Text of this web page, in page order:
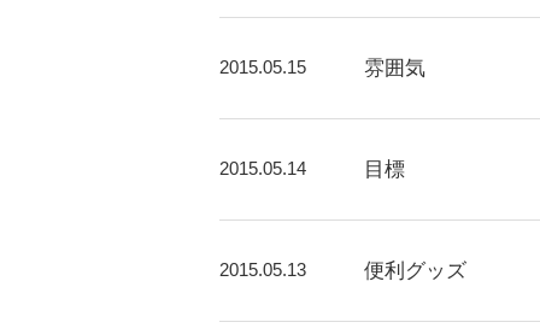
2015.05.15 雰囲気
2015.05.14 目標
2015.05.13 便利グッズ